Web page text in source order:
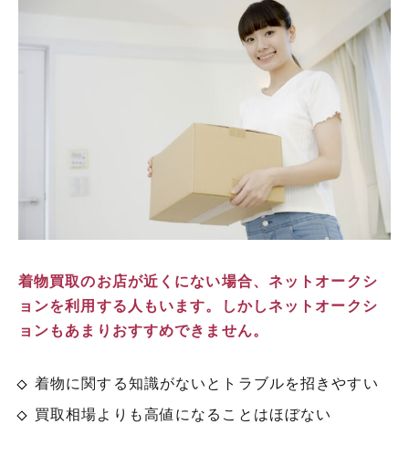
着物買取のお店が近くにない場合、ネットオークシ
ョンを利用する人もいます。しかしネットオークシ
ョンもあまりおすすめできません。
着物に関する知識がないとトラブルを招きやすい
買取相場よりも高値になることはほぼない